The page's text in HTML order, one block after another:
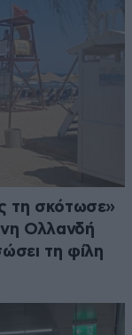
τη σκότωσε»
Ολλανδή
τη φίλη